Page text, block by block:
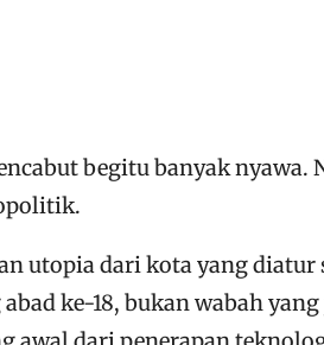
begitu banyak
utopia dari kota yang diatur
ke-18, bukan wabah